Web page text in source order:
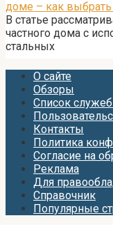
доме – как выбрать
В статье
частного дома с
стальных
О сайте
Обзоры
Список
Контакты
Политика
Согласие на
Реклама
Для
Справочник
Популярные